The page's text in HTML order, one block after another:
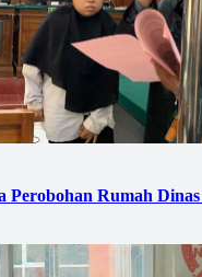
Rumah